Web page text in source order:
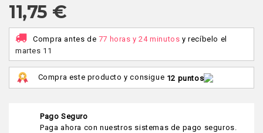
11,75 €
Compra antes de 77 horas y 24 minutos y recíbelo el
martes 11
Compra este producto y consigue 12 puntos
Pago Seguro
Paga ahora con nuestros sistemas de pago seguros.